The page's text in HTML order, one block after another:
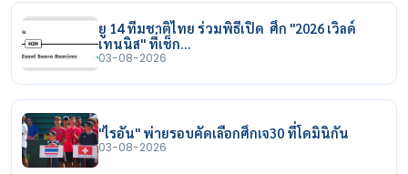
ยู 14 ทีมชาติไทย ร่วมพิธีเปิด ศึก "2026 เวิลด์
เทนนิส" ที่เช็ก…
03-08-2026
"ไรอัน" พ่ายรอบคัดเลือกศึกเจ30 ที่โดมินิกัน
03-08-2026